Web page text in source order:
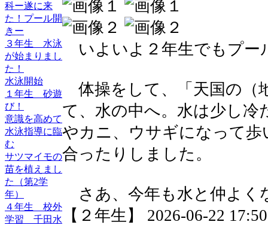
科ー遂に来
た！プール開
きー
３年生 水泳
が始まりまし
た！
水泳開始
１年生 砂遊
び！
意識を高めて
水泳指導に臨
む
サツマイモの
苗を植えまし
た（第2学
年）
４年生 校外
学習 千田水
いよいよ２年生でもプー
体操をして、「天国の（
て、水の中へ。水は少し
やカニ、ウサギになって
合ったりしました。
さあ、今年も水と仲よく
【２年生】 2026-06-22